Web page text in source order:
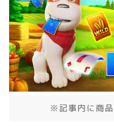
※記事内に商